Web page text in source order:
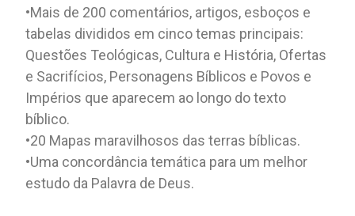
•Mais de 200 comentários, artigos, esboços e
tabelas divididos em cinco temas principais:
Questões Teológicas, Cultura e História, Ofertas
e Sacrifícios, Personagens Bíblicos e Povos e
Impérios que aparecem ao longo do texto
bíblico.
•20 Mapas maravilhosos das terras bíblicas.
•Uma concordância temática para um melhor
estudo da Palavra de Deus.